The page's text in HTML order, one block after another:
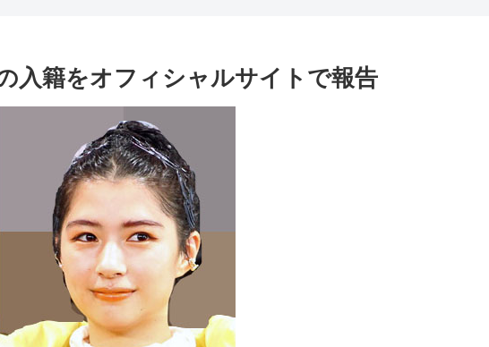
入籍をオフィシャルサイトで報告